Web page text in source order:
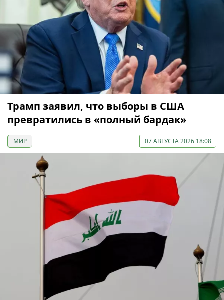
Трамп заявил, что выборы в США
превратились в «полный бардак»
МИР 07 АВГУСТА 2026 18:08